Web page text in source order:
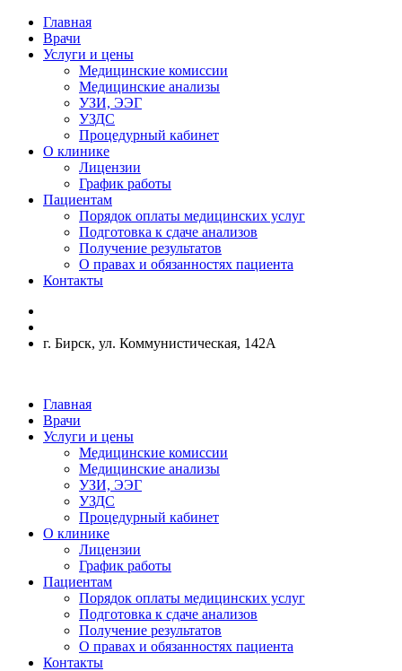
Главная
Врачи
Услуги и цены
Медицинские комиссии
Медицинские анализы
УЗИ, ЭЭГ
УЗДС
Процедурный кабинет
О клинике
Лицензии
График работы
Пациентам
Порядок оплаты медицинских услуг
Подготовка к сдаче анализов
Получение результатов
О правах и обязанностях пациента
Контакты
г. Бирск, ул. Коммунистическая, 142А
Главная
Врачи
Услуги и цены
Медицинские комиссии
Медицинские анализы
УЗИ, ЭЭГ
УЗДС
Процедурный кабинет
О клинике
Лицензии
График работы
Пациентам
Порядок оплаты медицинских услуг
Подготовка к сдаче анализов
Получение результатов
О правах и обязанностях пациента
Контакты